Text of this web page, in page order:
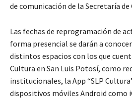
de comunicación de la Secretaría de
Las fechas de reprogramación de
forma presencial se darán a
distintos espacios con los que
Cultura en San Luis Potosí, como
institucionales, la App “SLP
dispositivos móviles Android como